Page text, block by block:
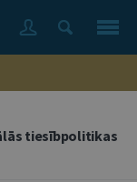
tiesībpolitikas